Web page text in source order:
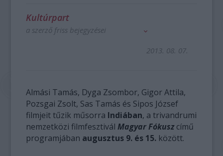
Kultúrpart
a szerző friss bejegyzései
2013. 08. 07.
Almási Tamás, Dyga Zsombor, Gigor Attila,
Pozsgai Zsolt, Sas Tamás és Sipos József
filmjeit tűzik műsorra Indiában, a trivandrumi
nemzetközi filmfesztiválMagyar Fókuszcímű
programjában augusztus 9. és 15. között.